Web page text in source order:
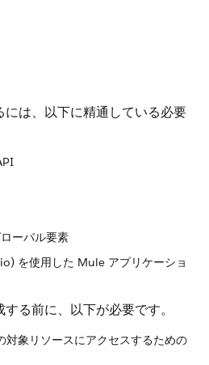
には、以下に精通している必要
ーバル要素
を使用した Mule アプリケーショ
る前に、以下が必要です。
象リソースにアクセスするための